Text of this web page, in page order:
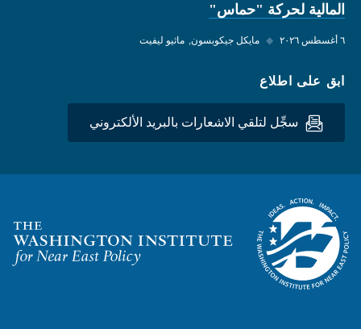
المالية لحركة "حماس"
٦ أغسطس ٢٠٢٦ ◆ مايكل جيكوبسون ماثيو ليفيت
ابق على اطلاع
سجِّل لتلقي الاشعارات بالبريد الألكتروني
Homepage